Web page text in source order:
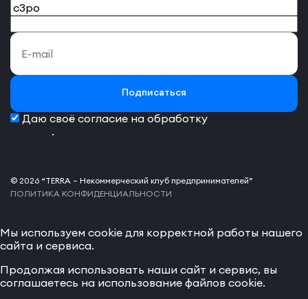
Подписаться
Даю своё согласие на обработку
.
© 2026 “TERRA – Некоммерческий клуб предпринимателей”
ПОЛИТИКА КОНФИДЕНЦИАЛЬНОСТИ
Мы используем cookie для корректной работы нашего
сайта и сервиса.
Продолжая использовать наши сайт и сервис, вы
соглашаетесь на использование файлов cookie.